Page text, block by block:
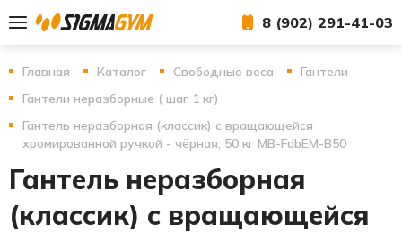
8 (902) 291-41-03
Главная Каталог Свободные веса
Гантели
Гантели неразборные ( шаг 1 кг)
Гантель неразборная (классик) с вращающейся
хромированной ручкой - чёрная, 50 кг MB-FdbEM-B50
Гантель неразборная
(классик) с вращающейся